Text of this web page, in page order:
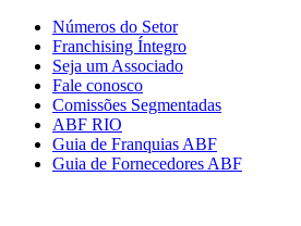
Números do Setor
Franchising Íntegro
Seja um Associado
Fale conosco
Comissões Segmentadas
ABF RIO
Guia de Franquias ABF
Guia de Fornecedores ABF